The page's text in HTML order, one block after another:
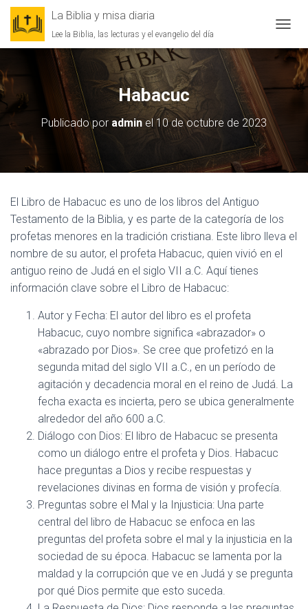
La Biblia y misa diaria
Lee la Biblia, las lecturas y el evangelio del día
Habacuc
Publicado por admin el10 de octubre de 2023
El Libro de Habacuc es uno de los libros del Antiguo
Testamento de la Biblia, y es parte de la categoría de los
profetas menores en la tradición cristiana. Este libro lleva el
nombre de su autor, el profeta Habacuc, quien vivió en el
antiguo reino de Judá en el siglo VII a.C. Aquí tienes
información clave sobre el Libro de Habacuc:
Autor y Fecha: El autor del libro es el profeta
Habacuc, cuyo nombre significa «abrazador» o
«abrazado por Dios». Se cree que profetizó en la
segunda mitad del siglo VII a.C., en un período de
agitación y decadencia moral en el reino de Judá. La
fecha exacta es incierta, pero se ubica generalmente
alrededor del año 600 a.C.
Diálogo con Dios: El libro de Habacuc se presenta
como un diálogo entre el profeta y Dios. Habacuc
hace preguntas a Dios y recibe respuestas y
revelaciones divinas en forma de visión y profecía.
Preguntas sobre el Mal y la Injusticia: Una parte
central del libro de Habacuc se enfoca en las
preguntas del profeta sobre el mal y la injusticia en la
sociedad de su época. Habacuc se lamenta por la
maldad y la corrupción que ve en Judá y se pregunta
por qué Dios permite que esto suceda.